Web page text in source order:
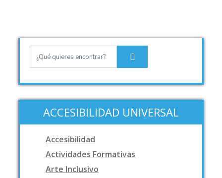
ACCESIBILIDAD UNIVERSAL
Accesibilidad
Actividades Formativas
Arte Inclusivo